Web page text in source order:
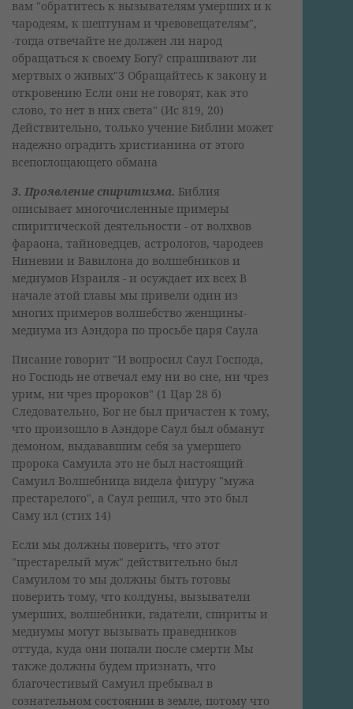
вам "обратитесь к вызывателям умерших и к
чародеям, к шептунам и чревовещателям",
-тогда отвечайте не должен ли народ
обращаться к своему Богу? спрашивают ли
мертвых о живых"3 Обращайтесь к закону и
откровению Если они не говорят, как это
слово, то нет в них света" (Ис 819, 20)
Действительно, только учение Библии может
надежно оградить христианина от этого
всепоглощающего обмана
3. Проявление спиритизма. Библия
описывает многочисленные примеры
спиритической деятельности - от волхвов
фараона, тайноведцев, астрологов, чародеев
Ниневии и Вавилона до волшебников и
медиумов Израиля - и осуждает их всех В
начале этой главы мы привели один из
многих примеров волшебство женщины-
медиума из Аэндора по просьбе царя Саула
Писание говорит "И вопросил Саул Господа,
но Господь не отвечал ему ни во сне, ни чрез
урим, ни чрез пророков" (1 Цар 28 б)
Следовательно, Бог не был причастен к тому,
что произошло в Аэндоре Саул был обманут
демоном, выдававшим себя за умершего
пророка Самуила это не был настоящий
Самуил Волшебница видела фигуру "мужа
престарелого", а Саул решил, что это был
Саму ил (стих 14)
Если мы должны поверить, что этот
"престарелый муж" действительно был
Самуилом то мы должны быть готовы
поверить тому, что колдуны, вызыватели
умерших, волшебники, гадатели, спириты и
медиумы могут вызывать праведников
оттуда, куда они попали после смерти Мы
также должны будем признать, что
благочестивый Самуил пребывал в
сознательном состоянии в земле, потому что